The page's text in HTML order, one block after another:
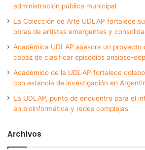
administración pública municipal
La Colección de Arte UDLAP fortalece
obras de artistas emergentes y
Académica UDLAP asesora un proyecto
capaz de clasificar episodios ansioso-
Académico de la UDLAP fortalece
con estancia de investigación en
La UDLAP, punto de encuentro para el
en bioinformática y redes complejas
Archivos